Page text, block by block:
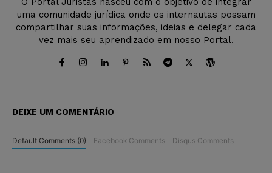
uma comunidade jurídica onde os internautas possam
compartilhar suas informações, ideias e delegar cada
vez mais seu aprendizado em nosso Portal.
DEIXE UM COMENTÁRIO
Default Comments (0) Facebook Comments Disqus Comments